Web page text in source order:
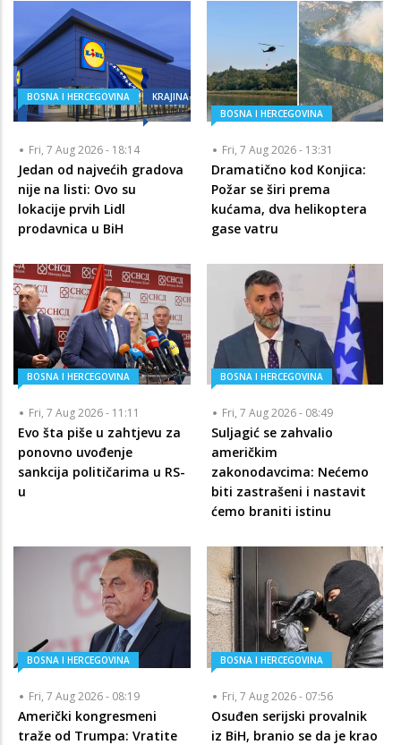
BOSNA I HERCEGOVINA KRAJINA
Fri, 7 Aug 2026 - 18:14
Jedan od najvećih gradova
nije na listi: Ovo su
lokacije prvih Lidl
prodavnica u BiH
BOSNA I HERCEGOVINA
Fri, 7 Aug 2026 - 13:31
Dramatično kod Konjica:
Požar se širi prema
kućama, dva helikoptera
gase vatru
BOSNA I HERCEGOVINA
Fri, 7 Aug 2026 - 11:11
Evo šta piše u zahtjevu za
ponovno uvođenje
sankcija političarima u RS-
u
BOSNA I HERCEGOVINA
Fri, 7 Aug 2026 - 08:49
Suljagić se zahvalio
američkim
zakonodavcima: Nećemo
biti zastrašeni i nastavit
ćemo braniti istinu
BOSNA I HERCEGOVINA
Fri, 7 Aug 2026 - 08:19
Američki kongresmeni
traže od Trumpa: Vratite
BOSNA I HERCEGOVINA
Fri, 7 Aug 2026 - 07:56
Osuđen serijski provalnik
iz BiH, branio se da je krao